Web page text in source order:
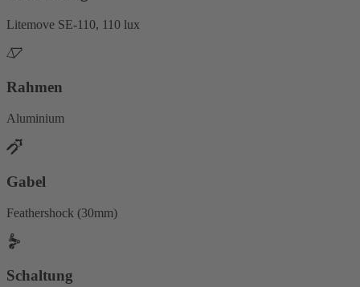
Litemove SE-110, 110 lux
Rahmen
Aluminium
Gabel
Feathershock (30mm)
Schaltung